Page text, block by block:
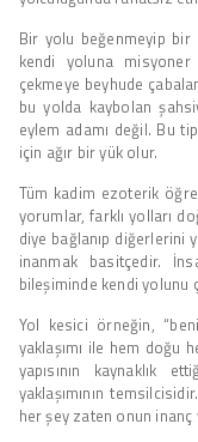
Bir yolu beğenmeyip
kendi yoluna
çekmeye beyhude
bu yolda kaybolan
eylem adamı değil. Bu
için ağır bir yük olur.
Tüm kadim ezoterik
yorumlar, farklı yolları
diye bağlanıp diğerlerini
inanmak basitçedir.
bileşiminde kendi yolunu
Yol kesici örneğin,
yaklaşımı ile hem doğu
yapısının kaynaklık
yaklaşımının
her şey zaten onun inanç